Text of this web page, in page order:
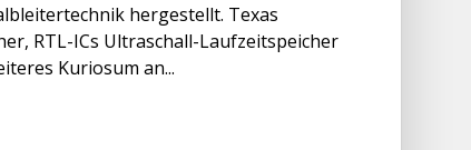
hergestellt. Texas
RTL-ICs Ultraschall-Laufzeitspeicher
Kuriosum an...